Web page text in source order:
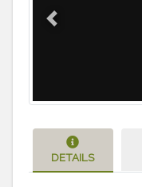
Previous
DETAILS